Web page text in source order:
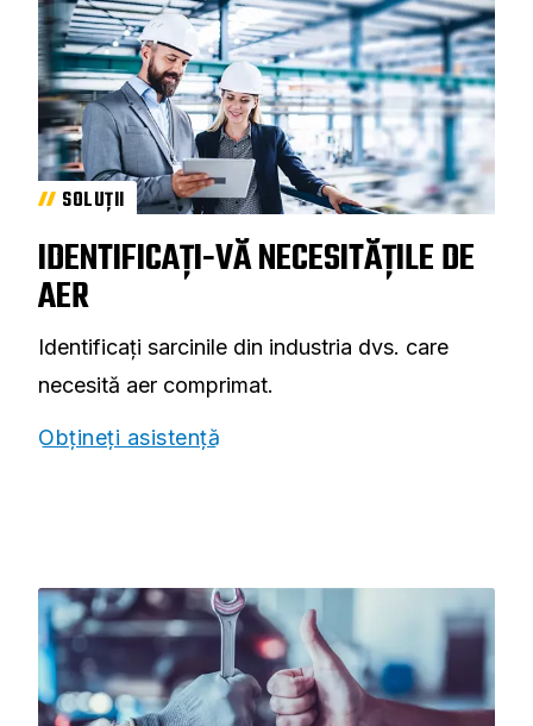
SOLUȚII
IDENTIFICAȚI-VĂ NECESITĂȚILE DE
AER
Identificați sarcinile din industria dvs. care
necesită aer comprimat.
Obțineți asistență